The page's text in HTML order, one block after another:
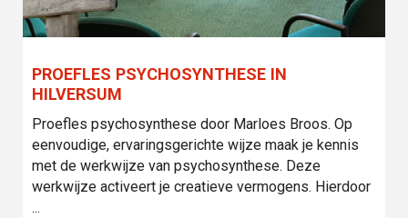
PROEFLES PSYCHOSYNTHESE IN
HILVERSUM
Proefles psychosynthese door Marloes Broos. Op
eenvoudige, ervaringsgerichte wijze maak je kennis
met de werkwijze van psychosynthese. Deze
werkwijze activeert je creatieve vermogens. Hierdoor
...